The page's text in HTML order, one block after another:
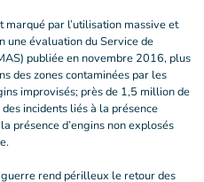
par l’utilisation massive et
une évaluation du Service de
publiée en novembre 2016, plus
des zones contaminées par les
improvisés; près de 1,5 million de
incidents liés à la présence
présence d’engins non explosés
rend périlleux le retour des